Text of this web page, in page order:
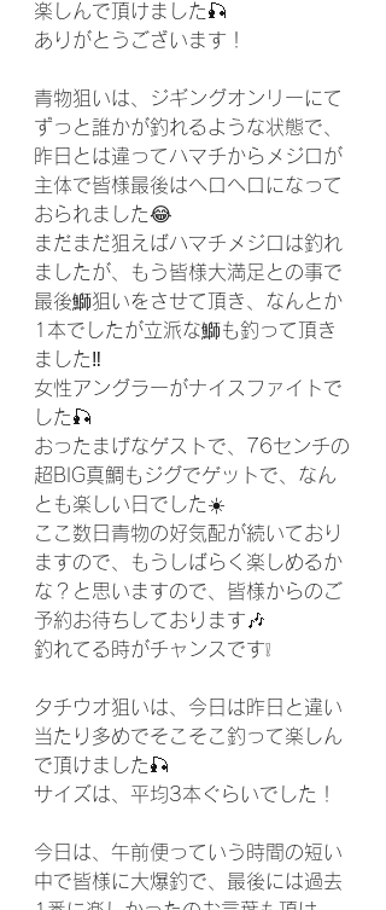
楽しんで頂けました🎣
ありがとうございます！
青物狙いは、ジギングオンリーにて
ずっと誰かが釣れるような状態で、
昨日とは違ってハマチからメジロが
主体で皆様最後はヘロヘロになって
おられました😂
まだまだ狙えばハマチメジロは釣れ
ましたが、もう皆様大満足との事で
最後鰤狙いをさせて頂き、なんとか
1本でしたが立派な鰤も釣って頂き
ました‼️
女性アングラーがナイスファイトで
した🎣
おったまげなゲストで、76センチの
超BIG真鯛もジグでゲットで、なん
とも楽しい日でした☀️
ここ数日青物の好気配が続いており
ますので、もうしばらく楽しめるか
な？と思いますので、皆様からのご
予約お待ちしております🎶
釣れてる時がチャンスです❕
タチウオ狙いは、今日は昨日と違い
当たり多めでそこそこ釣って楽しん
で頂けました🎣
サイズは、平均3本ぐらいでした！
今日は、午前便っていう時間の短い
中で皆様に大爆釣で、最後には過去